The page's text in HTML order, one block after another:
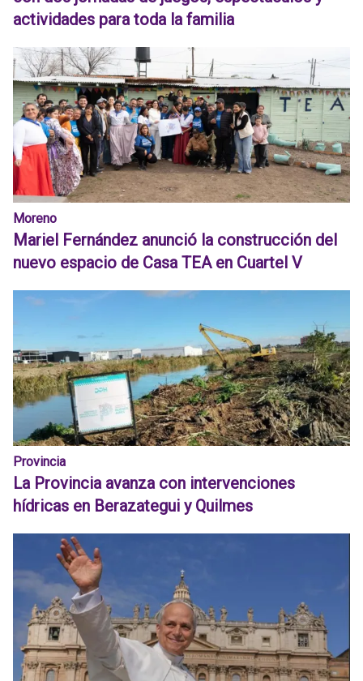
actividades para toda la familia
Moreno
Mariel Fernández anunció la construcción del
nuevo espacio de Casa TEA en Cuartel V
Provincia
La Provincia avanza con intervenciones
hídricas en Berazategui y Quilmes